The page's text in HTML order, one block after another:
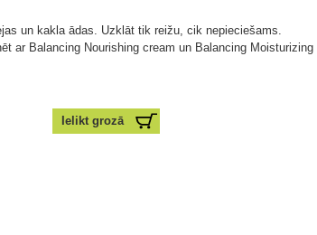
un kakla ādas. Uzklāt tik reižu, cik nepieciešams.
ar Balancing Nourishing cream un Balancing Moisturizing